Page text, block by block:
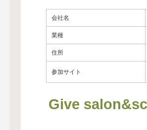
会社名
業種
住所
参加サイト
Give